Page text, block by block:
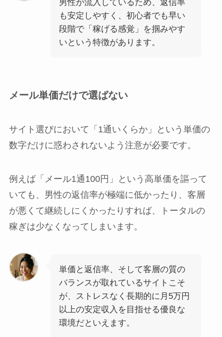
男性が流入しているため、返信率
も安定しやすく、初心者でも早い
段階で「稼げる感覚」を掴みやす
いという特徴があります。
メール単価だけで選ばない
サイト選びにおいて「1通いくらか」という単価の
数字だけに惑わされないよう注意が必要です。
例えば「メール1通100円」という高単価を謳って
いても、男性の返信率が極端に低かったり、客層
が悪くて継続しにくかったりすれば、トータルの
稼ぎは少なくなってしまいます。
単価と返信率、そして客層の質の
バランスが取れているサイトこそ
が、ストレスなく長期的に月5万円
以上の安定収入を目指せる優良な
環境だといえます。